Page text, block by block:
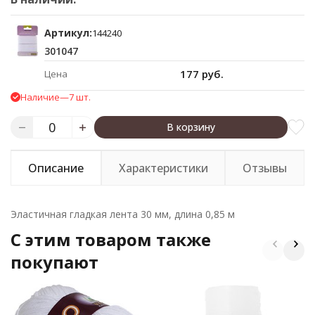
Артикул:144240
301047
Цена 177 руб.
Наличие—7 шт.
В корзину
Описание Характеристики Отзывы
Эластичная гладкая лента 30 мм, длина 0,85 м
C этим товаром также
покупают